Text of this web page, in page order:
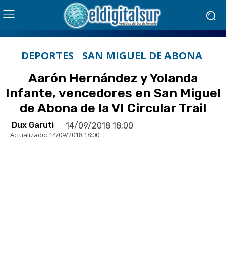
DEPORTES SAN MIGUEL DE ABONA
Aarón Hernández y Yolanda
Infante, vencedores en San Miguel
de Abona de la VI Circular Trail
Dux Garuti 14/09/2018 18:00
Actualizado: 14/09/2018 18:00